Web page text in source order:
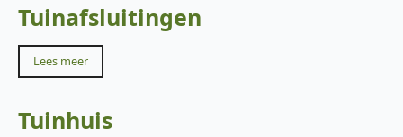
Tuinafsluitingen
Lees meer
Tuinhuis